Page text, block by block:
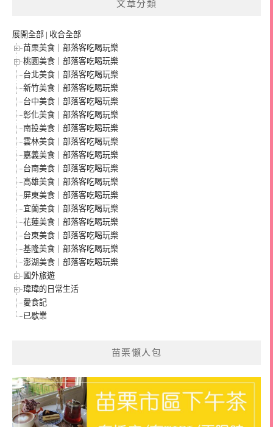
文章分類
展開全部 | 收合全部
苗栗美食｜部落客吃喝玩樂
桃園美食｜部落客吃喝玩樂
台北美食｜部落客吃喝玩樂
新竹美食｜部落客吃喝玩樂
台中美食｜部落客吃喝玩樂
彰化美食｜部落客吃喝玩樂
南投美食｜部落客吃喝玩樂
雲林美食｜部落客吃喝玩樂
嘉義美食｜部落客吃喝玩樂
台南美食｜部落客吃喝玩樂
高雄美食｜部落客吃喝玩樂
屏東美食｜部落客吃喝玩樂
宜蘭美食｜部落客吃喝玩樂
花蓮美食｜部落客吃喝玩樂
台東美食｜部落客吃喝玩樂
基隆美食｜部落客吃喝玩樂
澎湖美食｜部落客吃喝玩樂
國外旅遊
瑋瑋的日常生活
愛食記
已歇業
苗栗懶人包